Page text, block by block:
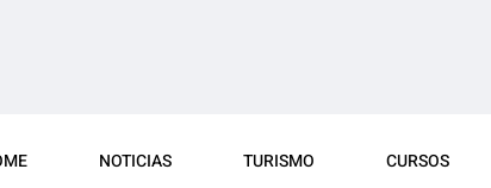
NOTICIAS TURISMO CURSOS